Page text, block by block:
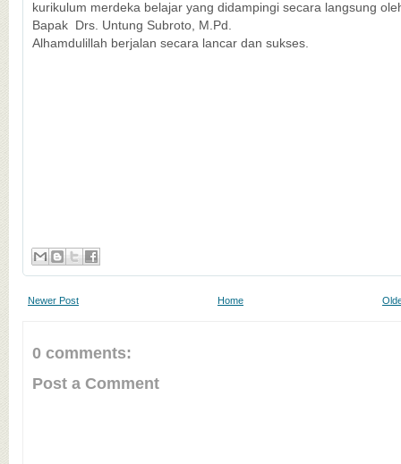
kurikulum merdeka belajar yang didampingi secara langsung
Bapak Drs. Untung Subroto, M.Pd.
Alhamdulillah berjalan secara lancar dan sukses.
Newer Post Home
0 comments:
Post a Comment